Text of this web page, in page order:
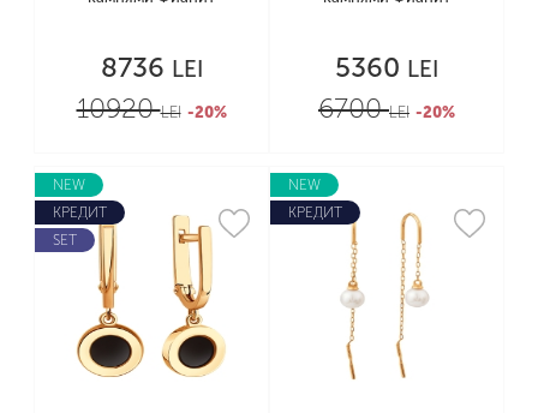
8736 LEI
10920LEI -20%
5360 LEI
6700LEI -20%
NEW
КРЕДИТ
SET
NEW
КРЕДИТ